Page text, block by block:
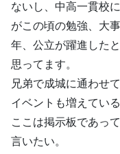
ないし、中高一貫校
がこの頃の勉強、大
年、公立が躍進した
思ってます。
兄弟で成城に通わせ
イベントも増えてい
ここは掲示板であっ
言いたい。